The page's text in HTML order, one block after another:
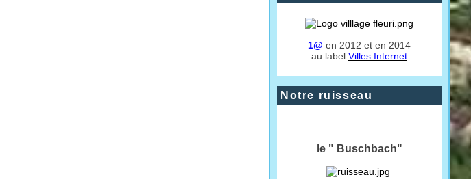
1@ en 2012 et en 2014
au label Villes Internet
Notre ruisseau
le " Buschbach"